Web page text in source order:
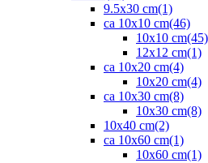
9.5x30 cm(1)
ca 10x10 cm(46)
10x10 cm(45)
12x12 cm(1)
ca 10x20 cm(4)
10x20 cm(4)
ca 10x30 cm(8)
10x30 cm(8)
10x40 cm(2)
ca 10x60 cm(1)
10x60 cm(1)